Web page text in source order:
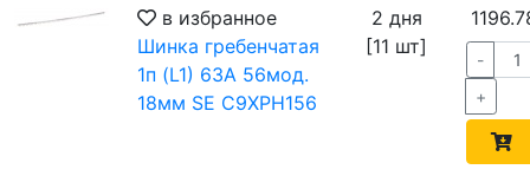
в избранное
Шинка гребенчатая
1п (L1) 63А 56мод.
18мм SE C9XPH156
2 дня
[11 шт]
-
+